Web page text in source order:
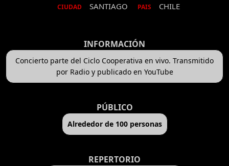
CIUDAD SANTIAGO PAIS CHILE
INFORMACIÓN
Concierto parte del Ciclo Cooperativa en vivo. Transmitido
por Radio y publicado en YouTube
PÚBLICO
Alrededor de 100 personas
REPERTORIO